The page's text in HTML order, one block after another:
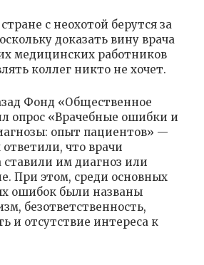
с неохотой берутся за
доказать вину врача
медицинских работников
коллег никто не хочет.
Фонд «Общественное
опрос «Врачебные ошибки и
опыт пациентов» —
что врачи
ставили им диагноз или
При этом, среди основных
ошибок были названы
безответственность,
и отсутствие интереса к